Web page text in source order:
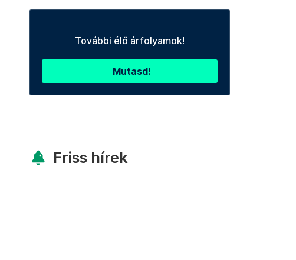
További élő árfolyamok!
Mutasd!
Friss hírek